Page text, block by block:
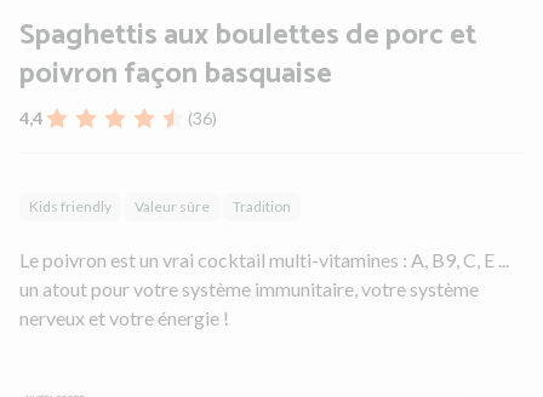
Spaghettis aux boulettes de porc et
poivron façon basquaise
4,4 (36)
Kids friendly Valeur sûre Tradition
Le poivron est un vrai cocktail multi-vitamines : A, B9, C, E ...
un atout pour votre système immunitaire, votre système
nerveux et votre énergie !